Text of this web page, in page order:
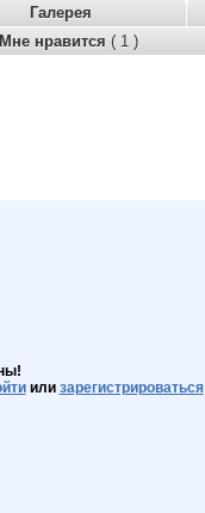
Галерея
Мне нравится ( 1 )
или зарегистрироваться